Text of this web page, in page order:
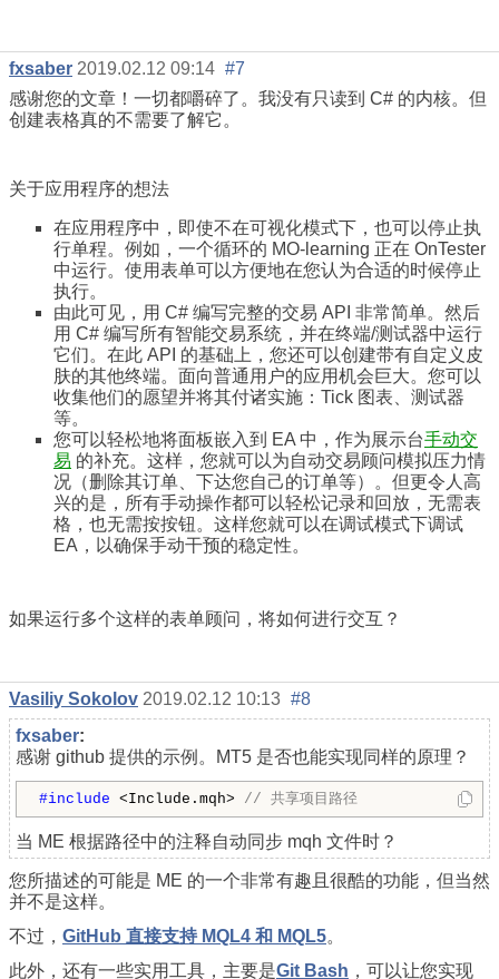
fxsaber 2019.02.12 09:14 #7
感谢您的文章！一切都嚼碎了。我没有只读到 C# 的内核。但
创建表格真的不需要了解它。
关于应用程序的想法
在应用程序中，即使不在可视化模式下，也可以停止执
行单程。例如，一个循环的 MO-learning 正在 OnTester
中运行。使用表单可以方便地在您认为合适的时候停止
执行。
由此可见，用 C# 编写完整的交易 API 非常简单。然后
用 C# 编写所有智能交易系统，并在终端/测试器中运行
它们。在此 API 的基础上，您还可以创建带有自定义皮
肤的其他终端。面向普通用户的应用机会巨大。您可以
收集他们的愿望并将其付诸实施：Tick 图表、测试器
等。
您可以轻松地将面板嵌入到 EA 中，作为展示台手动交
易 的补充。这样，您就可以为自动交易顾问模拟压力情
况（删除其订单、下达您自己的订单等）。但更令人高
兴的是，所有手动操作都可以轻松记录和回放，无需表
格，也无需按按钮。这样您就可以在调试模式下调试
EA，以确保手动干预的稳定性。
如果运行多个这样的表单顾问，将如何进行交互？
Vasiliy Sokolov 2019.02.12 10:13 #8
fxsaber:
感谢 github 提供的示例。MT5 是否也能实现同样的原理？
#include <Include.mqh> // 共享项目路径
当 ME 根据路径中的注释自动同步 mqh 文件时？
您所描述的可能是 ME 的一个非常有趣且很酷的功能，但当然
并不是这样。
不过， GitHub 直接支持 MQL4 和 MQL5。
此外，还有一些实用工具，主要是Git Bash ，可以让您实现